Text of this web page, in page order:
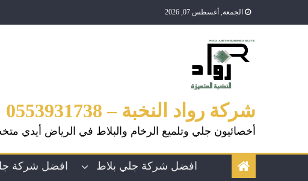
الجمعة, أغسطس 07, 2026
شركة رواد النخبة – 0553931738
أخصائيون جلي وتلميع الرخام والبلاط في الرياض أيدي
افضل شركة
افضل شركة جلي بلاط